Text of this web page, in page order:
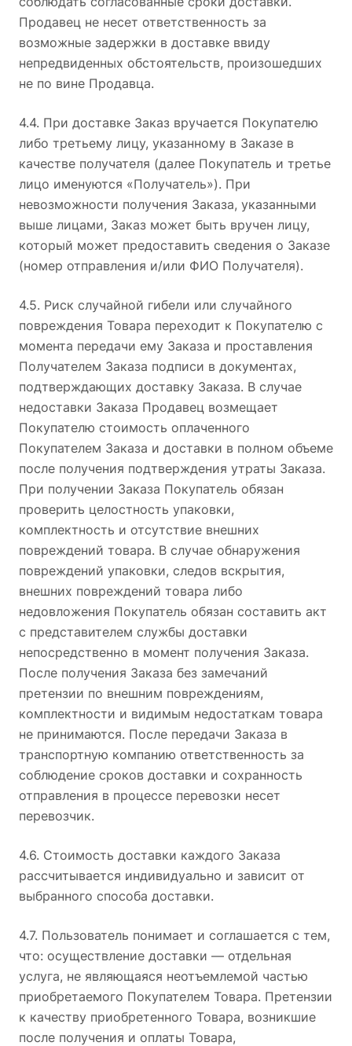
Продавец не несет ответственность за
возможные задержки в доставке ввиду
непредвиденных обстоятельств, произошедших
не по вине Продавца.
4.4. При доставке Заказ вручается Покупателю
либо третьему лицу, указанному в Заказе в
качестве получателя (далее Покупатель и третье
лицо именуются «Получатель»). При
невозможности получения Заказа, указанными
выше лицами, Заказ может быть вручен лицу,
который может предоставить сведения о Заказе
(номер отправления и/или ФИО Получателя).
4.5. Риск случайной гибели или случайного
повреждения Товара переходит к Покупателю с
момента передачи ему Заказа и проставления
Получателем Заказа подписи в документах,
подтверждающих доставку Заказа. В случае
недоставки Заказа Продавец возмещает
Покупателю стоимость оплаченного
Покупателем Заказа и доставки в полном объеме
после получения подтверждения утраты Заказа.
При получении Заказа Покупатель обязан
проверить целостность упаковки,
комплектность и отсутствие внешних
повреждений товара. В случае обнаружения
повреждений упаковки, следов вскрытия,
внешних повреждений товара либо
недовложения Покупатель обязан составить акт
с представителем службы доставки
непосредственно в момент получения Заказа.
После получения Заказа без замечаний
претензии по внешним повреждениям,
комплектности и видимым недостаткам товара
не принимаются. После передачи Заказа в
транспортную компанию ответственность за
соблюдение сроков доставки и сохранность
отправления в процессе перевозки несет
перевозчик.
4.6. Стоимость доставки каждого Заказа
рассчитывается индивидуально и зависит от
выбранного способа доставки.
4.7. Пользователь понимает и соглашается с тем,
что: осуществление доставки — отдельная
услуга, не являющаяся неотъемлемой частью
приобретаемого Покупателем Товара. Претензии
к качеству приобретенного Товара, возникшие
после получения и оплаты Товара,